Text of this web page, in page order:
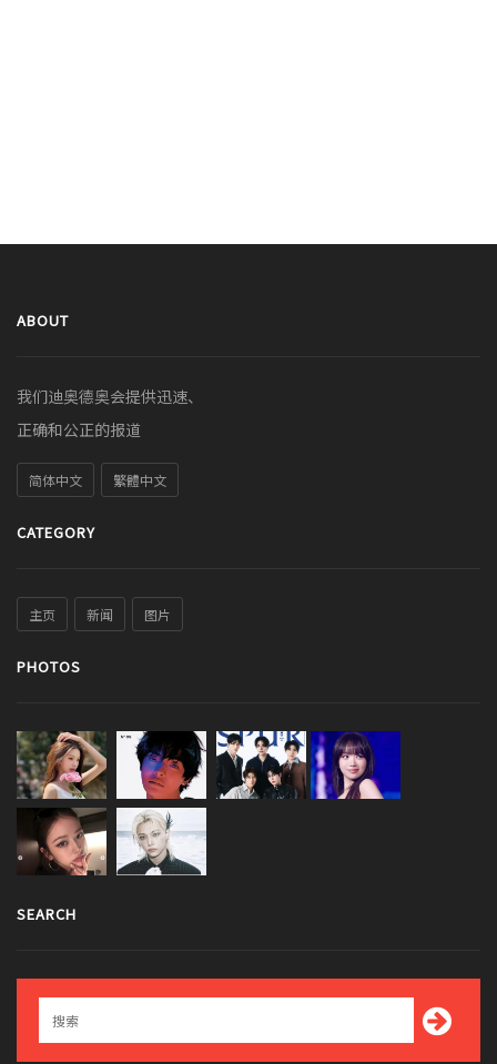
ABOUT
我们迪奥德奥会提供迅速、
正确和公正的报道
简体中文 繁體中文
CATEGORY
主页 新闻 图片
PHOTOS
SEARCH